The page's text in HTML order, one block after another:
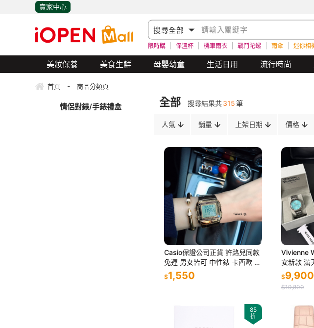
賣家中心
限時購 保溫杯 機車雨衣 戰鬥陀螺 雨傘 迷你相
美妝保養 美食生鮮 母嬰幼童 生活日用 流行時尚
首頁 - 商品分類頁
情侶對錶/手錶禮盒 全部 搜尋結果共315筆
人氣 銷量 上架日期 價格
Casio保證公司正貨 許路兒同款
免運 男女皆可 中性錶 卡西歐 金
錶 方形 手錶 電子錶 潮流
$1,550
Vivienne
安新款 滿
星腕表
好美！
$9,900
$19,800
85
折